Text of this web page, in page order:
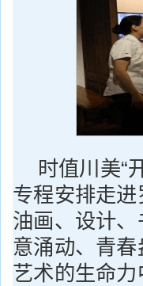
时值川美“
专程安排走
油画、设计
意涌动、青
艺术的生命